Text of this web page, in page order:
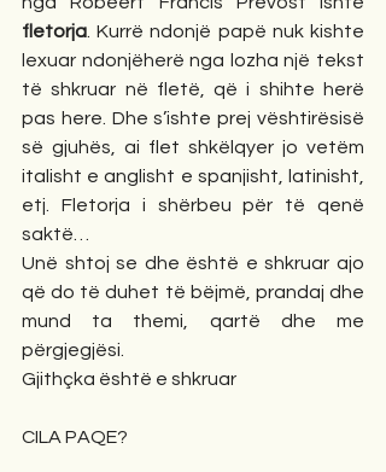
fletorja . Kurrë ndonjë papë nuk kishte
lexuar ndonjëherë nga lozha një tekst
të shkruar në fletë, që i shihte herë
pas here. Dhe s’ishte prej vështirësisë
së gjuhës, ai flet shkëlqyer jo vetëm
italisht e anglisht e spanjisht, latinisht,
etj. Fletorja i shërbeu për të qenë
saktë…
Unë shtoj se dhe është e shkruar ajo
që do të duhet të bëjmë, prandaj dhe
mund ta themi, qartë dhe me
përgjegjësi.
Gjithçka është e shkruar
CILA PAQE?